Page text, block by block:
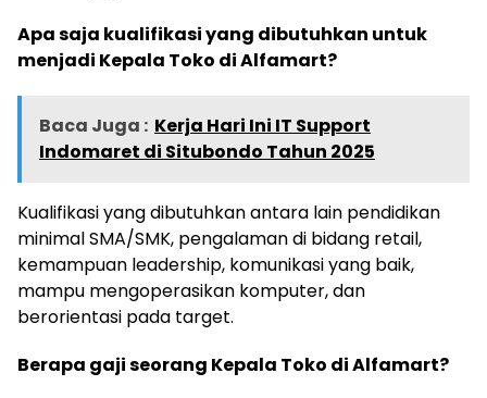
Apa saja kualifikasi yang dibutuhkan untuk
menjadi Kepala Toko di Alfamart?
Baca Juga : Kerja Hari Ini IT Support
Indomaret di Situbondo Tahun 2025
Kualifikasi yang dibutuhkan antara lain pendidikan
minimal SMA/SMK, pengalaman di bidang retail,
kemampuan leadership, komunikasi yang baik,
mampu mengoperasikan komputer, dan
berorientasi pada target.
Berapa gaji seorang Kepala Toko di Alfamart?